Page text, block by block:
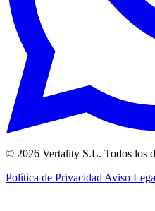
© 2026 Vertality S.L. Todos los
Política de Privacidad Aviso